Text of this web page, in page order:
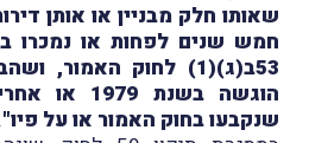
שאותו חלק מבניין או אותן
חמש שנים לפחות או נמכרו
53ב(ג)(1) לחוק האמור,
הוגשה
שנקבעו בחוק האמור או על פיו".